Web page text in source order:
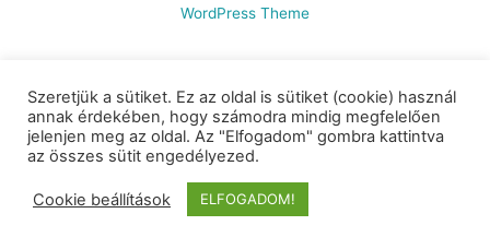
WordPress Theme
Szeretjük a sütiket. Ez az oldal is sütiket (cookie) használ
annak érdekében, hogy számodra mindig megfelelően
jelenjen meg az oldal. Az "Elfogadom" gombra kattintva
az összes sütit engedélyezed.
Cookie beállítások ELFOGADOM!